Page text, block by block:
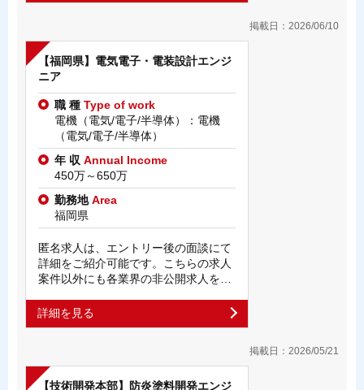
掲載日：2026/06/10
【福岡県】電気電子・電装設計エンジ
ニア
職 種 Type of work
電機（電気/電子/半導体）：電機
（電気/電子/半導体）
年 収 Annual Income
450万～650万
勤務地Area
福岡県
匿名求人は、エントリー後の面談にて
詳細をご紹介可能です。こちらの求人
案件以外にも各業界の非公開求人を…
詳細を見る
掲載日：2026/05/21
【技術開発本部】防炎塗料開発エンジ